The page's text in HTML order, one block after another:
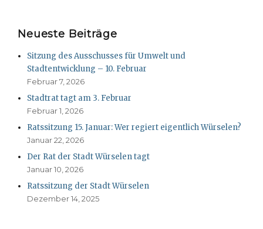
Neueste Beiträge
Sitzung des Ausschusses für Umwelt und
Stadtentwicklung – 10. Februar
Februar 7, 2026
Stadtrat tagt am 3. Februar
Februar 1, 2026
Ratssitzung 15. Januar: Wer regiert eigentlich Würselen?
Januar 22, 2026
Der Rat der Stadt Würselen tagt
Januar 10, 2026
Ratssitzung der Stadt Würselen
Dezember 14, 2025